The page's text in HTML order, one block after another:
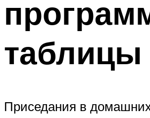
таблицы
Приседания в